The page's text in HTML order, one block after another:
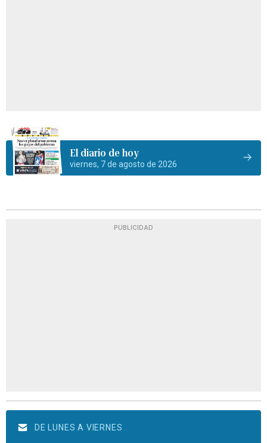
El diario de hoy
viernes, 7 de agosto de 2026
PUBLICIDAD
DE LUNES A VIERNES